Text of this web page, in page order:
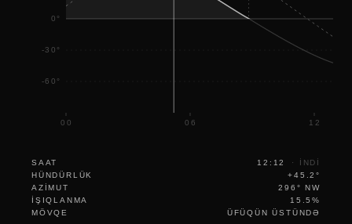
0°
-30°
-60°
00 06 12
SAAT 12:12 ·
INDI
HÜNDÜRLÜK
+45.2°
AZIMUT
296° NW
IŞIQLANMA
15.5%
MÖVQE
ÜFÜQÜN ÜSTÜNDƏ